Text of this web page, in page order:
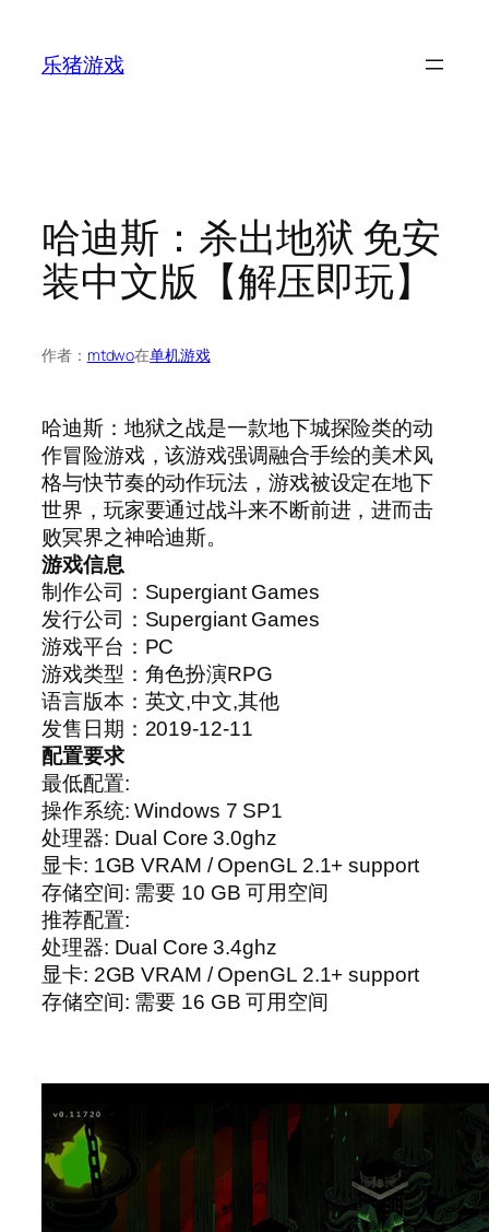
乐猪游戏
哈迪斯：杀出地狱 免安
装中文版【解压即玩】
作者： mtdwo在单机游戏
哈迪斯：地狱之战是一款地下城探险类的动
作冒险游戏，该游戏强调融合手绘的美术风
格与快节奏的动作玩法，游戏被设定在地下
世界，玩家要通过战斗来不断前进，进而击
败冥界之神哈迪斯。
游戏信息
制作公司：Supergiant Games
发行公司：Supergiant Games
游戏平台：PC
游戏类型：角色扮演RPG
语言版本：英文,中文,其他
发售日期：2019-12-11
配置要求
最低配置:
操作系统: Windows 7 SP1
处理器: Dual Core 3.0ghz
显卡: 1GB VRAM / OpenGL 2.1+ support
存储空间: 需要 10 GB 可用空间
推荐配置:
处理器: Dual Core 3.4ghz
显卡: 2GB VRAM / OpenGL 2.1+ support
存储空间: 需要 16 GB 可用空间